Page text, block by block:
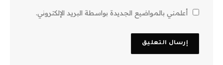
أعلمني بالمواضيع الجديدة بواسطة البريد الإلكتروني.